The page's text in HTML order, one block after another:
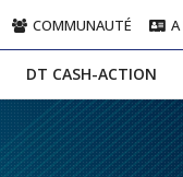
DT CASH-ACTION
COMMUNAUTÉ A